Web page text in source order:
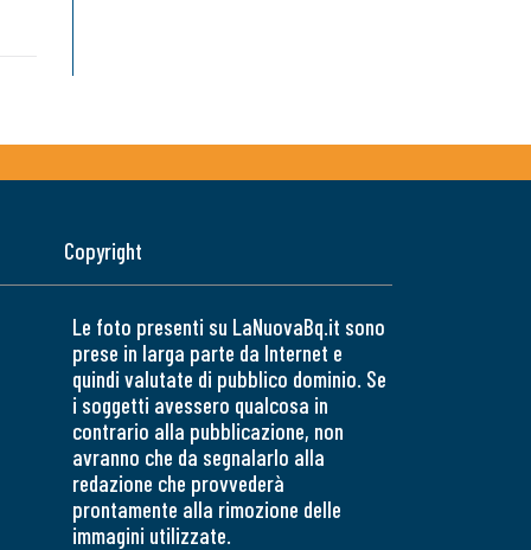
Copyright
Le foto presenti su LaNuovaBq.it sono
prese in larga parte da Internet e
quindi valutate di pubblico dominio. Se
i soggetti avessero qualcosa in
contrario alla pubblicazione, non
avranno che da segnalarlo alla
redazione che provvederà
prontamente alla rimozione delle
immagini utilizzate.